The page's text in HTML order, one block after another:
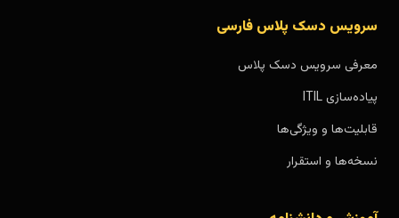
سرویس دسک پلاس فارسی
معرفی سرویس دسک پلاس
پیاده‌سازی ITIL
قابلیت‌ها و ویژگی‌ها
نسخه‌ها و استقرار